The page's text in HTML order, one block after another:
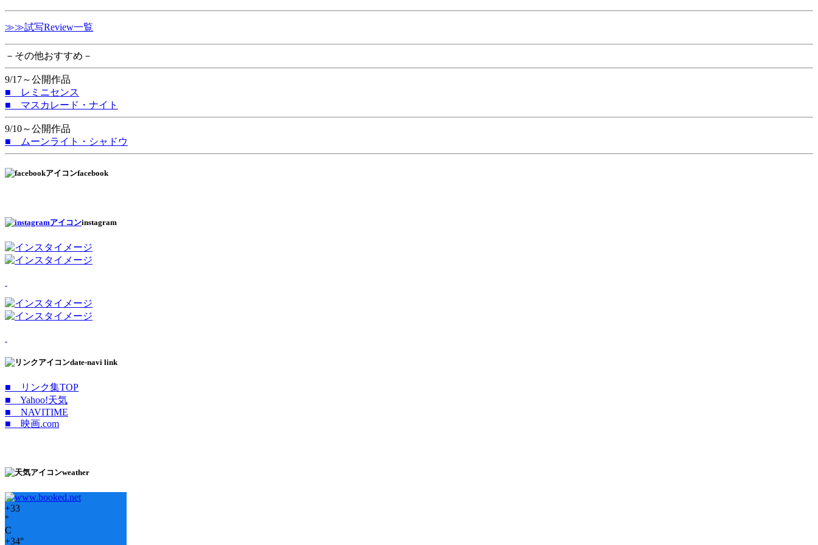
≫≫試写Review一覧
－その他おすすめ－
9/17～公開作品
■ レミニセンス
■ マスカレード・ナイト
9/10～公開作品
■ ムーンライト・シャドウ
facebook
instagram
date-navi link
■ リンク集TOP
■ Yahoo!天気
■ NAVITIME
■ 映画.com
weather
+33
°
C
+34°